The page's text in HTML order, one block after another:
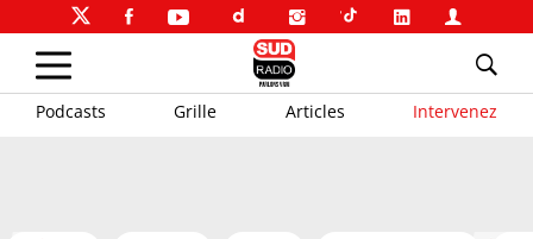
Podcasts Grille Articles Intervenez